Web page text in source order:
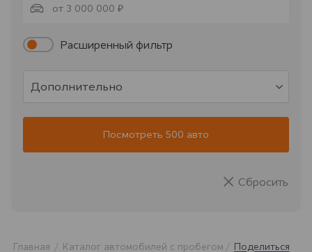
от 3 000 000 ₽
Расширенный фильтр
Дополнительно
Сбросить
Посмотреть 500 авто
Главная Каталог автомобилей с пробегом Поделиться